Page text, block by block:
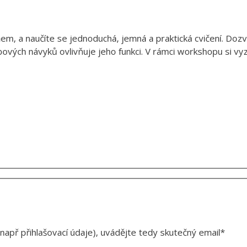
a naučíte se jednoduchá, jemná a praktická cvičení.
návyků ovlivňuje jeho funkci. V rámci workshopu si
přihlašovací údaje), uvádějte tedy skutečný email*